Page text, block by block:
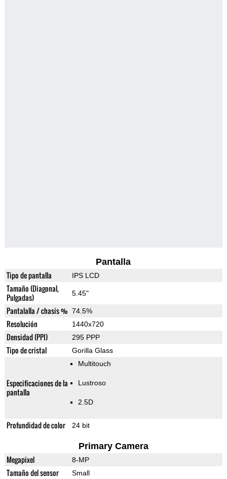
Pantalla
Tipo de pantalla IPS LCD
Tamaño (Diagonal,
Pulgadas)
5.45"
Pantalalla / chasis % 74.5%
Resolución 1440x720
Densidad (PPI) 295 PPP
Tipo de cristal Gorilla Glass
Especificaciones de la
pantalla
Multitouch
Lustroso
2.5D
Profundidad de color 24 bit
Primary Camera
Megapixel 8-MP
Tamaño del sensor Small